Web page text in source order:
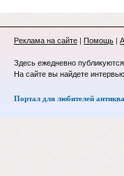
Реклама на сайте | Помощь |
Здесь ежедневно
На сайте вы найдете
Портал для любителей